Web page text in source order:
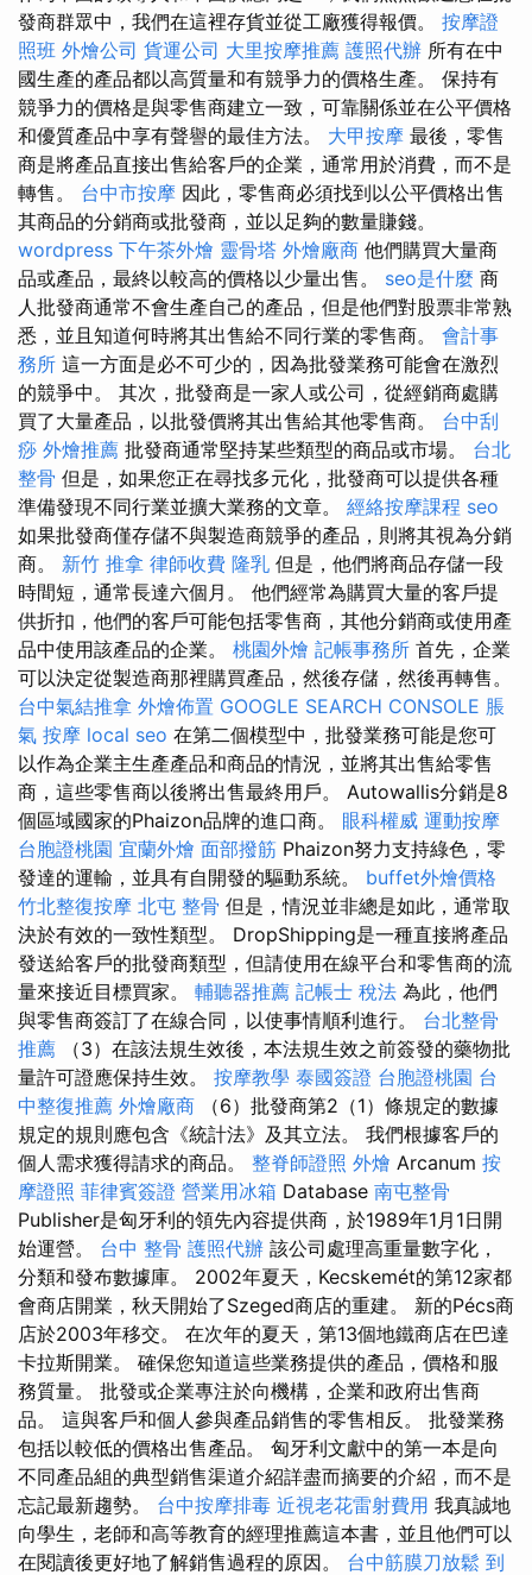
發商群眾中，我們在這裡存貨並從工廠獲得報價。 按摩證
照班 外燴公司 貨運公司 大里按摩推薦 護照代辦 所有在中
國生產的產品都以高質量和有競爭力的價格生產。 保持有
競爭力的價格是與零售商建立一致，可靠關係並在公平價格
和優質產品中享有聲譽的最佳方法。 大甲按摩 最後，零售
商是將產品直接出售給客戶的企業，通常用於消費，而不是
轉售。 台中市按摩 因此，零售商必須找到以公平價格出售
其商品的分銷商或批發商，並以足夠的數量賺錢。
wordpress 下午茶外燴 靈骨塔 外燴廠商 他們購買大量商
品或產品，最終以較高的價格以少量出售。 seo是什麼 商
人批發商通常不會生產自己的產品，但是他們對股票非常熟
悉，並且知道何時將其出售給不同行業的零售商。 會計事
務所 這一方面是必不可少的，因為批發業務可能會在激烈
的競爭中。 其次，批發商是一家人或公司，從經銷商處購
買了大量產品，以批發價將其出售給其他零售商。 台中刮
痧 外燴推薦 批發商通常堅持某些類型的商品或市場。 台北
整骨 但是，如果您正在尋找多元化，批發商可以提供各種
準備發現不同行業並擴大業務的文章。 經絡按摩課程 seo
如果批發商僅存儲不與製造商競爭的產品，則將其視為分銷
商。 新竹 推拿 律師收費 隆乳 但是，他們將商品存儲一段
時間短，通常長達六個月。 他們經常為購買大量的客戶提
供折扣，他們的客戶可能包括零售商，其他分銷商或使用產
品中使用該產品的企業。 桃園外燴 記帳事務所 首先，企業
可以決定從製造商那裡購買產品，然後存儲，然後再轉售。
台中氣結推拿 外燴佈置 GOOGLE SEARCH CONSOLE 脹
氣 按摩 local seo 在第二個模型中，批發業務可能是您可
以作為企業主生產產品和商品的情況，並將其出售給零售
商，這些零售商以後將出售最終用戶。 Autowallis分銷是8
個區域國家的Phaizon品牌的進口商。 眼科權威 運動按摩
台胞證桃園 宜蘭外燴 面部撥筋 Phaizon努力支持綠色，零
發達的運輸，並具有自開發的驅動系統。 buffet外燴價格
竹北整復按摩 北屯 整骨 但是，情況並非總是如此，通常取
決於有效的一致性類型。 DropShipping是一種直接將產品
發送給客戶的批發商類型，但請使用在線平台和零售商的流
量來接近目標買家。 輔聽器推薦 記帳士 稅法 為此，他們
與零售商簽訂了在線合同，以使事情順利進行。 台北整骨
推薦 （3）在該法規生效後，本法規生效之前簽發的藥物批
量許可證應保持生效。 按摩教學 泰國簽證 台胞證桃園 台
中整復推薦 外燴廠商 （6）批發商第2（1）條規定的數據
規定的規則應包含《統計法》及其立法。 我們根據客戶的
個人需求獲得請求的商品。 整脊師證照 外燴 Arcanum 按
摩證照 菲律賓簽證 營業用冰箱 Database 南屯整骨
Publisher是匈牙利的領先內容提供商，於1989年1月1日開
始運營。 台中 整骨 護照代辦 該公司處理高重量數字化，
分類和發布數據庫。 2002年夏天，Kecskemét的第12家都
會商店開業，秋天開始了Szeged商店的重建。 新的Pécs商
店於2003年移交。 在次年的夏天，第13個地鐵商店在巴達
卡拉斯開業。 確保您知道這些業務提供的產品，價格和服
務質量。 批發或企業專注於向機構，企業和政府出售商
品。 這與客戶和個人參與產品銷售的零售相反。 批發業務
包括以較低的價格出售產品。 匈牙利文獻中的第一本是向
不同產品組的典型銷售渠道介紹詳盡而摘要的介紹，而不是
忘記最新趨勢。 台中按摩排毒 近視老花雷射費用 我真誠地
向學生，老師和高等教育的經理推薦這本書，並且他們可以
在閱讀後更好地了解銷售過程的原因。 台中筋膜刀放鬆 到